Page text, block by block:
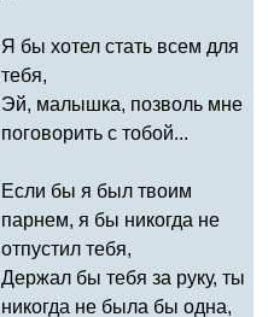
Я бы хотел стать всем для
тебя,
Эй, малышка, позволь мне
поговорить с тобой...
Если бы я был твоим
парнем, я бы никогда не
отпустил тебя,
Держал бы тебя за руку, ты
никогда не была бы одна,